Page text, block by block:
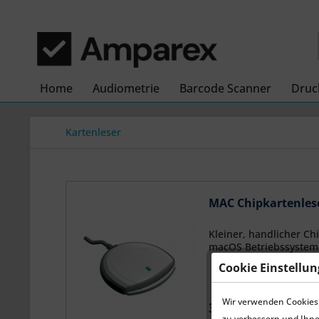
Home Audiometrie Barcode Scanner
Kartenleser
MAC
Kleiner, handlicher
macOS
30,00 € *
Cookie
Wir verwenden